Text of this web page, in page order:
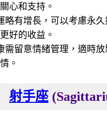
心和支持。
略有增長，可以考慮永
好的收益。
需留意情緒管理，適時
。
射手座